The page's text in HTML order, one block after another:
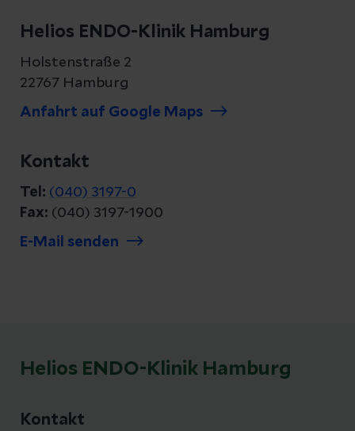
Helios ENDO-Klinik Hamburg
Holstenstraße 2
22767 Hamburg
Anfahrt auf Google Maps
Kontakt
Tel: (040) 3197-0
Fax: (040) 3197-1900
E-Mail senden
Helios ENDO-Klinik Hamburg
Kontakt